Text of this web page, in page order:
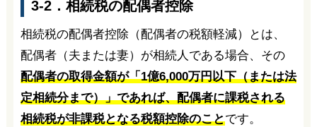
3-2．相続税の配偶者控除
相続税の配偶者控除（配偶者の税額軽減）とは、
配偶者（夫または妻）が相続人である場合、その
配偶者の取得金額が「1億6,000万円以下（または法
定相続分まで）」であれば、配偶者に課税される
相続税が非課税となる税額控除のことです。